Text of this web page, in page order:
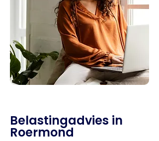
Belastingadvies in
Roermond